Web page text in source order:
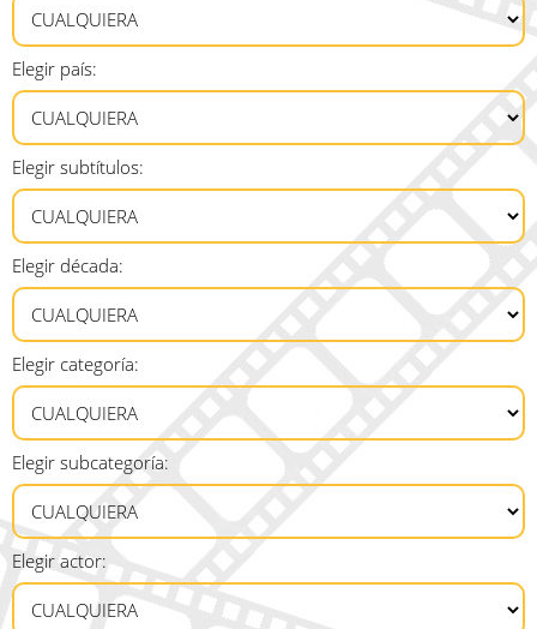
Elegir país:
Elegir subtítulos:
Elegir década:
Elegir categoría:
Elegir subcategoría:
Elegir actor: